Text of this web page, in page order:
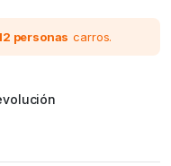
personas carros.